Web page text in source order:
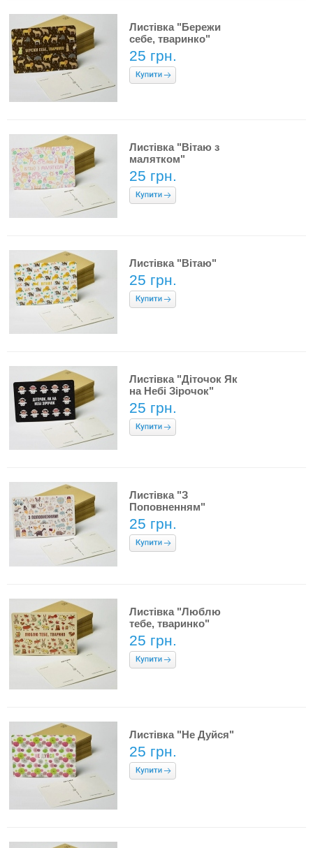
Листівка "Бережи
себе, тваринко"
25 грн.
Листівка "Вітаю з
малятком"
25 грн.
Листівка "Вітаю"
25 грн.
Листівка "Діточок Як
на Небі Зірочок"
25 грн.
Листівка "З
Поповненням"
25 грн.
Листівка "Люблю
тебе, тваринко"
25 грн.
Листівка "Не Дуйся"
25 грн.